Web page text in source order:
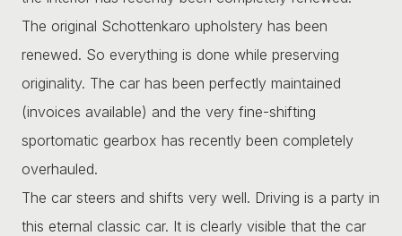
The original Schottenkaro upholstery has been
renewed. So everything is done while preserving
originality. The car has been perfectly maintained
(invoices available) and the very fine-shifting
sportomatic gearbox has recently been completely
overhauled.
The car steers and shifts very well. Driving is a party in
this eternal classic car. It is clearly visible that the car